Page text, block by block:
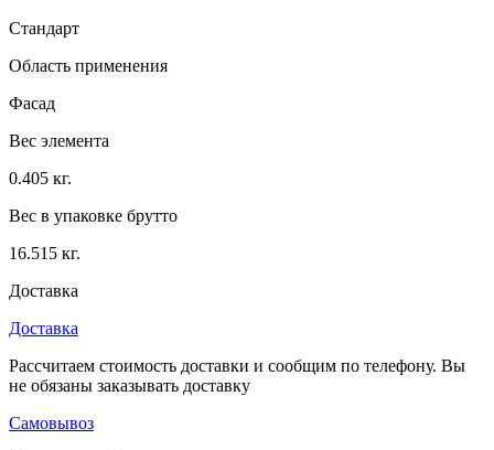
Стандарт
Область применения
Фасад
Вес элемента
0.405 кг.
Вес в упаковке брутто
16.515 кг.
Доставка
Доставка
Рассчитаем стоимость доставки и сообщим по телефону. Вы
не обязаны заказывать доставку
Самовывоз